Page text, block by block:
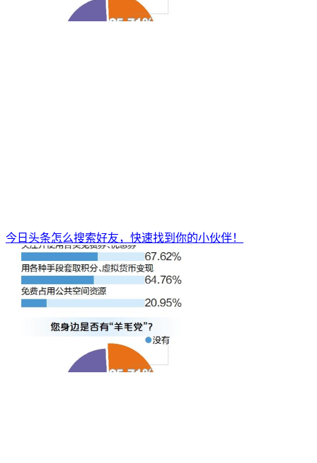
今日头条怎么搜索好友，快速找到你的小伙伴！